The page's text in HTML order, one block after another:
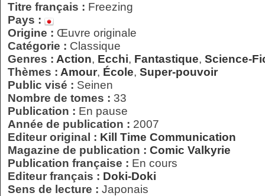
Titre français : Freezing
Pays :
Origine : Œuvre originale
Catégorie : Classique
Genres : Action, Ecchi, Fantastique, Science-
Thèmes : Amour, École, Super-pouvoir
Public visé : Seinen
Nombre de tomes : 33
Publication : En pause
Année de publication : 2007
Editeur original : Kill Time Communication
Magazine de publication : Comic Valkyrie
Publication française : En cours
Editeur français : Doki-Doki
Sens de lecture : Japonais